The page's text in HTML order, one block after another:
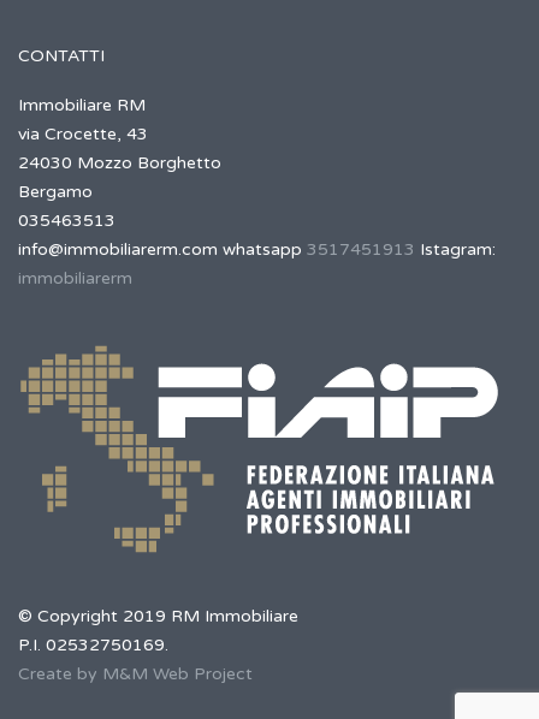
CONTATTI
Immobiliare RM
via Crocette, 43
24030 Mozzo Borghetto
Bergamo
035463513
info@immobiliarerm.com whatsapp 3517451913 Istagram:
immobiliarerm
© Copyright 2019 RM Immobiliare
P.I. 02532750169.
Create by M&M Web Project